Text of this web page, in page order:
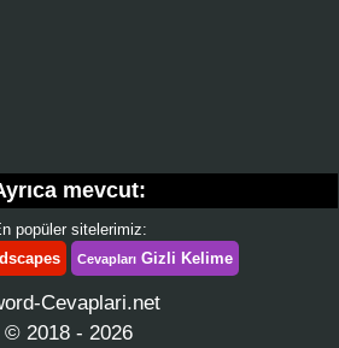
mevcut:
popüler sitelerimiz:
Cevapları Gizli Kelime
Cevaplari.net
© 2018 - 2026